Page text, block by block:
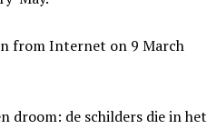
from Internet on 9 March
droom: de schilders die in het